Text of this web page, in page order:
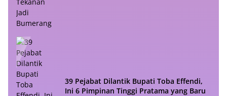
39 Pejabat Dilantik Bupati Toba Effendi,
Ini 6 Pimpinan Tinggi Pratama yang Baru